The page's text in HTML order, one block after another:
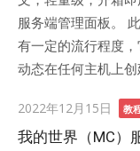
服务端管理面板。
有一定的流行程度
动态在任何主机上
Posted
on
2022年12月15日 教
我的世界（MC）